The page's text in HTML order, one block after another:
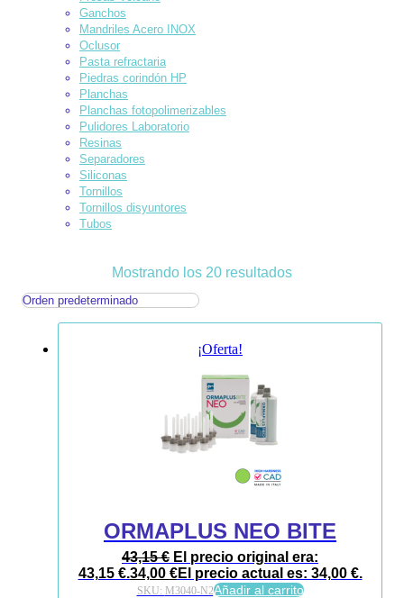
Ganchos
Mandriles Acero INOX
Oclusor
Pasta refractaria
Piedras corindón HP
Planchas
Planchas fotopolimerizables
Pulidores Laboratorio
Resinas
Separadores
Siliconas
Tornillos
Tornillos disyuntores
Tubos
Mostrando los 20 resultados
¡Oferta!
ORMAPLUS NEO BITE
43,15€ El precio original era:
43,15 €.34,00 €El precio actual es: 34,00 €.
SKU: M3040-N2Añadir al carrito